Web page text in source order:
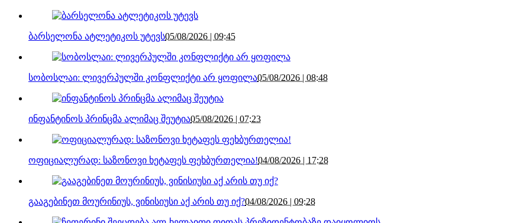
ბარსელონა ატლეტიკოს უტევს05/08/2026 | 09:45
სობოსლაი: ლივერპულში კონფლიქტი არ ყოფილა05/08/2026 | 08:48
ინფანტინოს პრინცმა ალიმაც შეუტია05/08/2026 | 07:23
ოფიციალურად: საზონოვი ხეტაფეს ფეხბურთელია!04/08/2026 | 17:28
გააგებინეთ მოურინიუს, ვინისიუსი აქ არის თუ იქ?04/08/2026 | 09:28